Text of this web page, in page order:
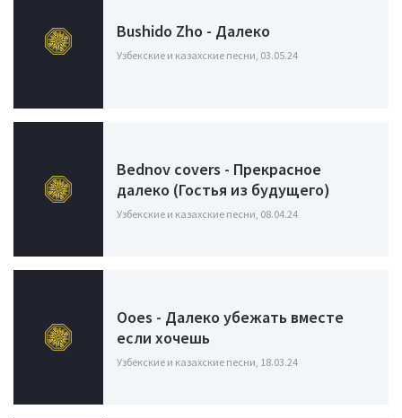
Bushido Zho - Далеко
Узбекские и казахские песни, 03.05.24
Bednov covers - Прекрасное
далеко (Гостья из будущего)
Узбекские и казахские песни, 08.04.24
Ooes - Далеко убежать вместе
если хочешь
Узбекские и казахские песни, 18.03.24